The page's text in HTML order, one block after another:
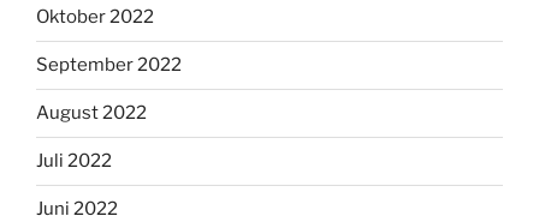
Oktober 2022
September 2022
August 2022
Juli 2022
Juni 2022